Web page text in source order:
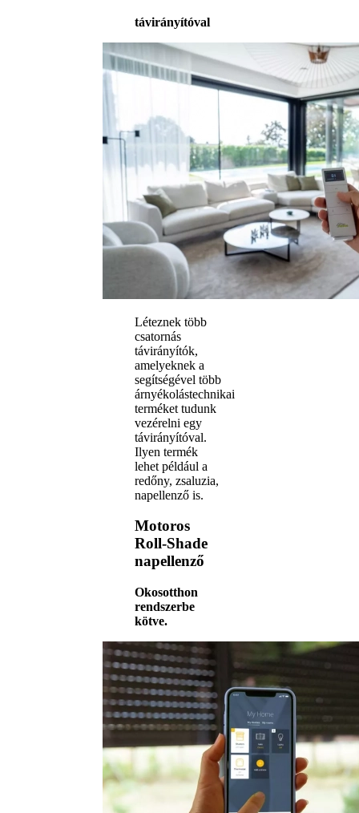
távirányítóval
Léteznek több
csatornás
távirányítók,
amelyeknek a
segítségével több
árnyékolástechnikai
terméket tudunk
vezérelni egy
távirányítóval.
Ilyen termék
lehet például a
redőny, zsaluzia,
napellenző is.
Motoros
Roll-Shade
napellenző
Okosotthon
rendszerbe
kötve.